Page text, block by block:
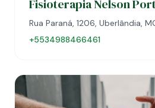
Fisioterapia Nelson
Rua Paraná, 1206, Uberlândia,
+5534988466461